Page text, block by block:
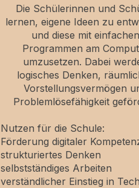
Die Schülerinnen und
lernen, eigene Ideen zu
und diese mit einfachen
Programmen am
umzusetzen. Dabei
logisches Denken,
Vorstellungsvermögen
Problemlösefähigkeit
Nutzen für die Schule:
Förderung digitaler
strukturiertes Denken
selbstständiges Arbeiten
verständlicher Einstieg in